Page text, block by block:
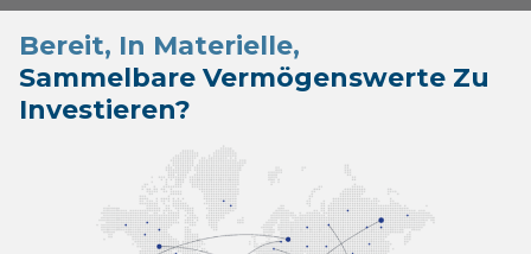
Bereit, In Materielle,
Sammelbare Vermögenswerte Zu
Investieren?